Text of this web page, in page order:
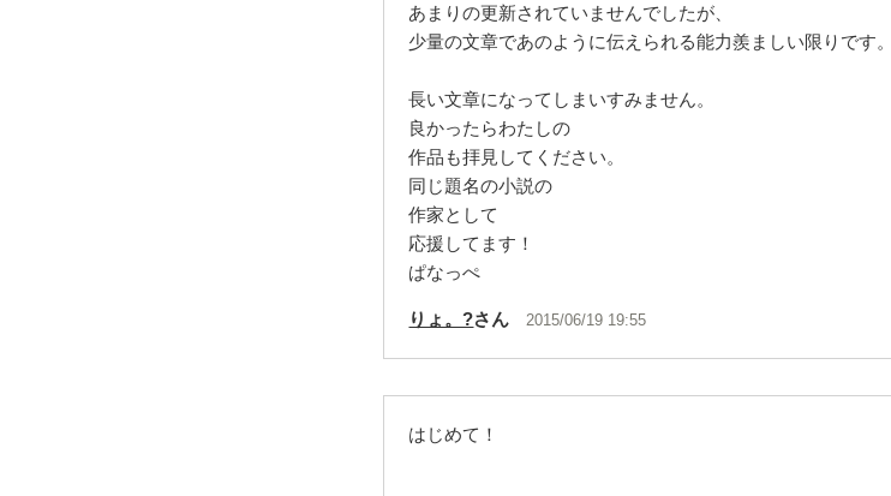
あまりの更新されていませんでしたが、
少量の文章であのように伝えられる能力羨ましい限りです。
長い文章になってしまいすみません。
良かったらわたしの
作品も拝見してください。
同じ題名の小説の
作家として
応援してます！
ぱなっぺ
りょ。?さん 2015/06/19 19:55
はじめて！